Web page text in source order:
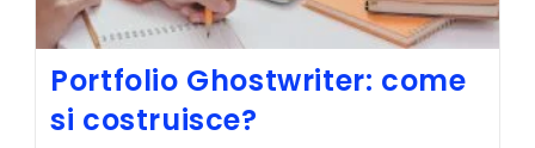
Portfolio Ghostwriter: come
si costruisce?